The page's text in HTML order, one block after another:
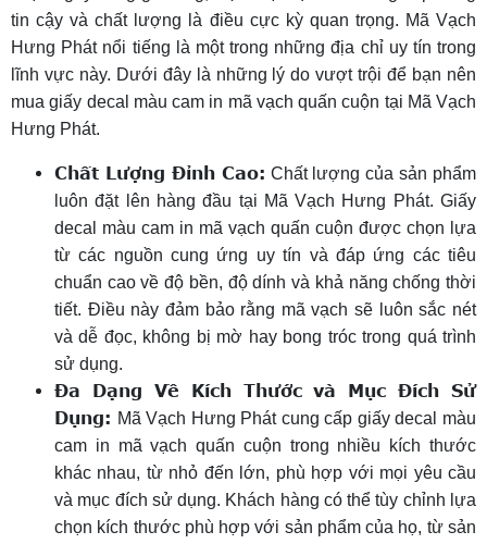
tin cậy và chất lượng là điều cực kỳ quan trọng. Mã Vạch
Hưng Phát nổi tiếng là một trong những địa chỉ uy tín trong
lĩnh vực này. Dưới đây là những lý do vượt trội để bạn nên
mua giấy decal màu cam in mã vạch quấn cuộn tại Mã Vạch
Hưng Phát.
Chất Lượng Đỉnh Cao: Chất lượng của sản phẩm
luôn đặt lên hàng đầu tại Mã Vạch Hưng Phát. Giấy
decal màu cam in mã vạch quấn cuộn được chọn lựa
từ các nguồn cung ứng uy tín và đáp ứng các tiêu
chuẩn cao về độ bền, độ dính và khả năng chống thời
tiết. Điều này đảm bảo rằng mã vạch sẽ luôn sắc nét
và dễ đọc, không bị mờ hay bong tróc trong quá trình
sử dụng.
Đa Dạng Về Kích Thước và Mục Đích Sử
Dụng: Mã Vạch Hưng Phát cung cấp giấy decal màu
cam in mã vạch quấn cuộn trong nhiều kích thước
khác nhau, từ nhỏ đến lớn, phù hợp với mọi yêu cầu
và mục đích sử dụng. Khách hàng có thể tùy chỉnh lựa
chọn kích thước phù hợp với sản phẩm của họ, từ sản